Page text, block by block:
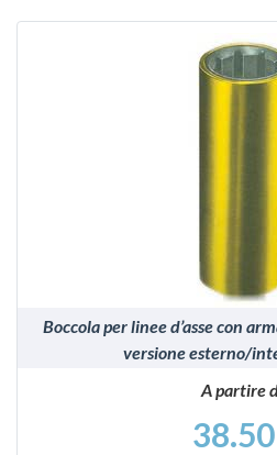
Boccola per linee d’asse con
versione esterno/
A partire